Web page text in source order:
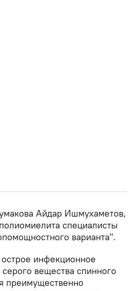
Айдар Ишмухаметов,
специалисты
варианта".
инфекционное
вещества спинного
преимущественно